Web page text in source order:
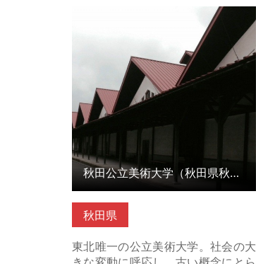
秋田県
東北唯一の公立美術大学。社会の大
秋田公立美術大学（秋田県秋田市）
秋田公立美術大学（秋田県秋田市）